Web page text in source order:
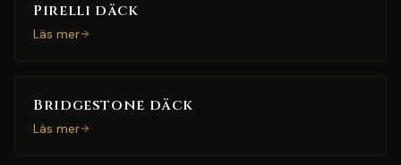
Pirelli däck
Läs mer
Bridgestone däck
Läs mer